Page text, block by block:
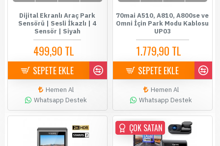
Dijital Ekranlı Araç Park
Sensörü | Sesli İkazlı | 4
Sensör | Siyah
499,90 TL
SEPETE EKLE
Hemen Al
Whatsapp Destek
70mai A510, A810, A800se ve
Omni İçin Park Modu Kablosu
UP03
1.779,90 TL
SEPETE EKLE
Hemen Al
Whatsapp Destek
ÇOK SATAN
ÇOK SATAN